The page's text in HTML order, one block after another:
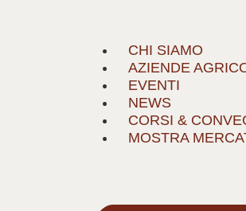
CHI SIAMO
AZIENDE
EVENTI
NEWS
CORSI &
MOSTRA